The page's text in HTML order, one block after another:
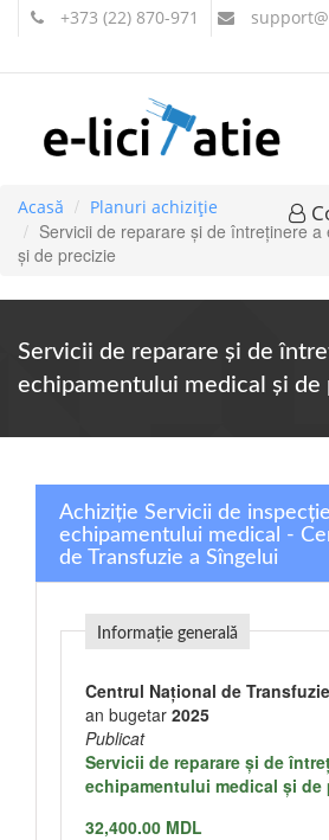
+373 (22) 870-971 support
Acasă Planuri achiziție
Servicii de reparare şi de întreţinere a
şi de precizie
Servicii de reparare şi de
echipamentului medical şi de
Achiziție Servicii de
echipamentului medical -
de Transfuzie a Sîngelui
Informație generală
Centrul Național de
an bugetar 2025
Publicat
Servicii de reparare şi de
echipamentului medical şi de
32,400.00 MDL